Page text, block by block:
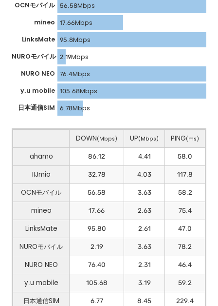
OCNモバイル 56.58Mbps
mineo
17.66Mbps
LinksMate 95.8Mbps
NUROモバイル 2.19Mbps
NURO NEO
76.4Mbps
y.u mobile 105.68Mbps
日本通信SIM
6.78Mbps
DOWN(Mbps) UP(Mbps) PING(ms)
ahamo 86.12 4.41
58.0
IIJmio
32.78 4.03
117.8
OCNモバイル
56.58 3.63
58.2
mineo
17.66 2.63
75.4
LinksMate
95.80 2.61
47.0
NUROモバイル
2.19 3.63
78.2
NURO NEO
76.40 2.31
46.4
y.u mobile
105.68 3.19
59.2
日本通信SIM
6.77 8.45 229.4